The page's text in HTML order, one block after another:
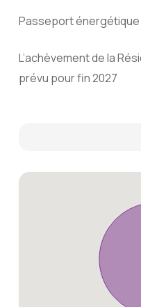
Passeport énergétique
L’achèvement de la
prévu pour fin 2027